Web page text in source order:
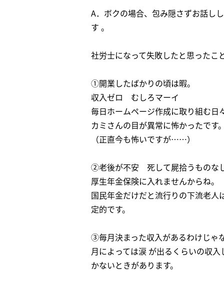
A．ボクの場合、包み隠さずお話し
す 。
社労士になって失敗したと思ったこと
①開業したばかりの頃は暇。
収入ゼロ むしろマーイ
毎日ホームページ作成に取り組む日々
カミさんの目が異常に怖かったです。
（正直今も怖いですが……）
②老後が不安 死して屍拾うものな
厚生年金保険に入れませんからね。
国民年金だけだと流行りの下流老人
定的です。
③毎月決まった収入があるわけじゃ
月によっては涙 が出るくらいの収入
かないときがあります。